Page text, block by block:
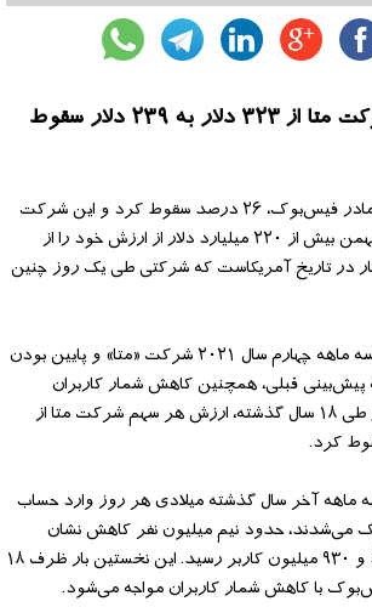
ارزش هر سهم شرکت متا از ۳۲۳ دلار به ۲۳۹ دلار سقوط
ارزش سهام متا، شرکت مادر فیس‌بوک، ۲۶ درصد سقوط کرد و این شرکت
ظرف روز پنجشنبه ۱۴ بهمن بیش از ۲۲۰ میلیارد دلار از ارزش خود را از
در تاریخ آمریکاست که شرکتی طی یک روز چنین
در پی اعلام درآمدهای سه ماهه چهارم سال ۲۰۲۱ شرکت «متا» و پایین بودن
قبلی، همچنین کاهش شمار کاربران
فیس‌بوک برای اولین بار طی ۱۸ سال گذشته، ارزش هر سهم شرکت متا از
ماهه آخر سال گذشته میلادی هر روز وارد حساب
می‌شدند، حدود نیم میلیون نفر کاهش نشان
می‌دهد و به یک میلیارد و ۹۳۰ میلیون کاربر رسید. این نخستین بار ظرف ۱۸
با کاهش شمار کاربران مواجه می‌شود.